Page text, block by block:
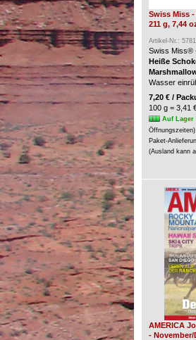
Swiss Miss
211 g, 7,44
Artikel-Nr.: 57811
Swiss Miss®
Heiße
Wasser
7,20 € /
100 g = 3,41
Auf Lager
Paket-
(Ausland kann
AMERICA
- November/